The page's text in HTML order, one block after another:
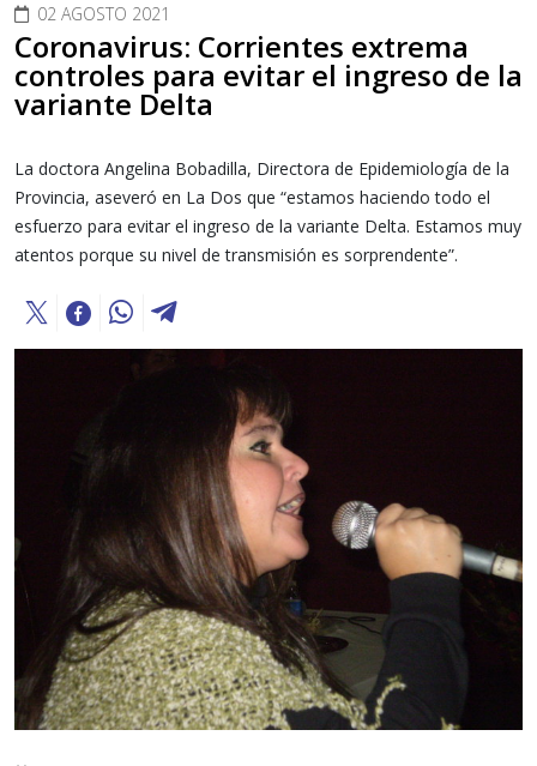
02 AGOSTO 2021
Coronavirus: Corrientes extrema
controles para evitar el ingreso de la
variante Delta
La doctora Angelina Bobadilla, Directora de Epidemiología de la
Provincia, aseveró en La Dos que “estamos haciendo todo el
esfuerzo para evitar el ingreso de la variante Delta. Estamos muy
atentos porque su nivel de transmisión es sorprendente”.